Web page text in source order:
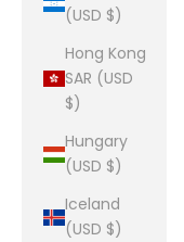
(USD $)
Hong Kong
SAR (USD
$)
Hungary
(USD $)
Iceland
(USD $)